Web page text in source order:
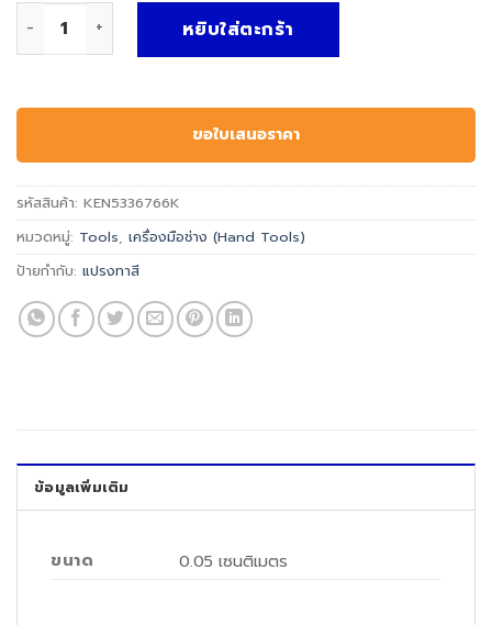
หยิบใส่ตะกร้า
ขอใบเสนอราคา
รหัสสินค้า: KEN5336766K
หมวดหมู่: Tools เครื่องมือช่าง (Hand Tools)
ป้ายกำกับ: แปรงทาสี
ข้อมูลเพิ่มเติม
ขนาด 0.05 เซนติเมตร